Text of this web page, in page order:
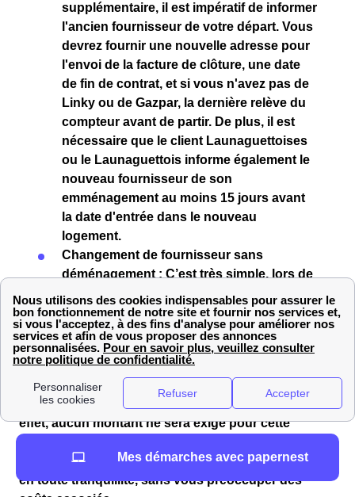
supplémentaire, il est impératif de informer
l'ancien fournisseur de votre départ. Vous
devrez fournir une nouvelle adresse pour
l'envoi de la facture de clôture, une date
de fin de contrat, et si vous n'avez pas de
Linky ou de Gazpar, la dernière relève du
compteur avant de partir. De plus, il est
nécessaire que le client Launaguettoises
ou le Launaguettois informe également le
nouveau fournisseur de son
emménagement au moins 15 jours avant
la date d'entrée dans le nouveau
logement.
Changement de fournisseur sans
déménagement : C’est très simple, lors de
la
souscription avec le
nouveau
fournisseur, ce dernier se chargera de
contacter l'ancien fournisseuret de
procéder à la résiliationpour vous !
Si vous êtes un particulier,
résilier votre contrat de
oud’électricité ne vous coûtera aucun frais
effet, aucun montant ne sera exigé pour cette
déménagement ou changer de fournisseur d’énergie
en toute tranquillité, sans vous préoccuper des
Mes démarches avec papernest